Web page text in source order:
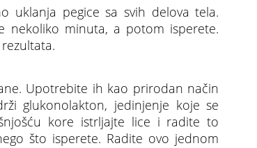
uklanja pegice sa svih delova tela.
nekoliko minuta, a potom isperete.
Upotrebite ih kao prirodan način
glukonolakton, jedinjenje koje se
kore istrljajte lice i radite to
što isperete. Radite ovo jednom